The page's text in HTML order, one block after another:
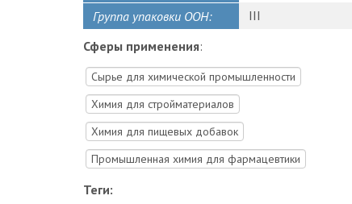
Группа упаковки ООН:
III
Сферы применения:
Сырье для химической промышленности
Химия для стройматериалов
Химия для пищевых добавок
Промышленная химия для фармацевтики
Теги: